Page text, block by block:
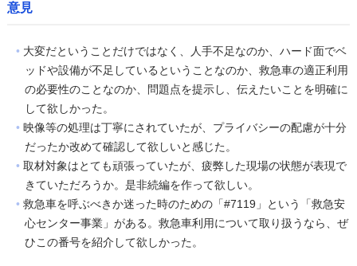
意見
大変だということだけではなく、人手不足なのか、ハード面でベ
ッドや設備が不足しているということなのか、救急車の適正利用
の必要性のことなのか、問題点を提示し、伝えたいことを明確に
して欲しかった。
映像等の処理は丁寧にされていたが、プライバシーの配慮が十分
だったか改めて確認して欲しいと感じた。
取材対象はとても頑張っていたが、疲弊した現場の状態が表現で
きていただろうか。是非続編を作って欲しい。
救急車を呼ぶべきか迷った時のための「#7119」という「救急安
心センター事業」がある。救急車利用について取り扱うなら、ぜ
ひこの番号を紹介して欲しかった。